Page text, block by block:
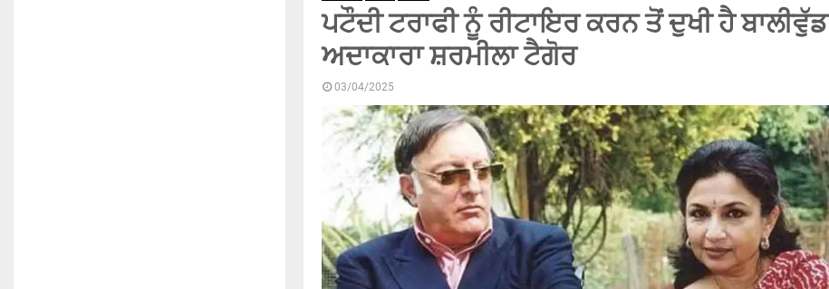
ਪਟੌਦੀ ਟਰਾਫੀ ਨੂੰ ਰੀਟਾਇਰ ਕਰਨ ਤੋਂ ਦੁਖੀ ਹੈ ਬਾਲੀਵੁੱਡ
ਅਦਾਕਾਰਾ ਸ਼ਰਮੀਲਾ ਟੈਗੋਰ
03/04/2025